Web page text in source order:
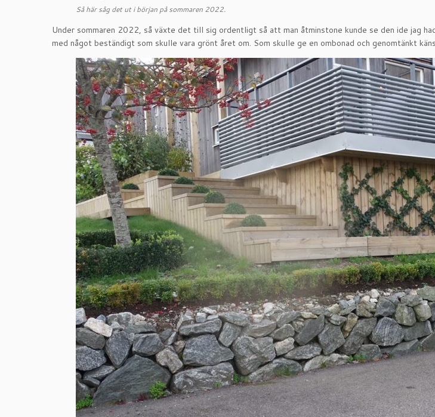
Så här såg det ut i början på sommaren 2022.
Under sommaren 2022, så växte det till sig ordentligt så att man åtminstone kunde se den ide jag
med något beständigt som skulle vara grönt året om. Som skulle ge en ombonad och genomtänkt